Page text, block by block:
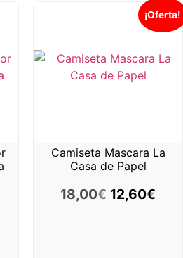
¡Oferta!
Camiseta Mascara La
Casa de Papel
18,00€ 12,60€